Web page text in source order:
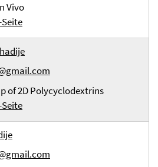
Vivo
of 2D Polycyclodextrins